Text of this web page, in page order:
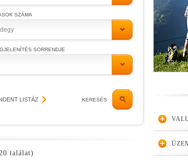
SZÁMA
SORRENDJE
KERESÉS
LISTÁZ
találat)